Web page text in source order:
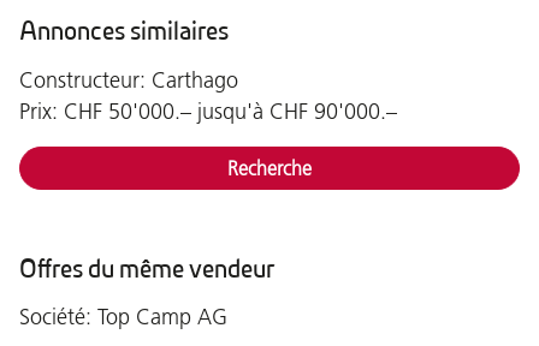
Annonces similaires
Constructeur: Carthago
Prix: CHF 50'000.– jusqu'à CHF 90'000.–
Recherche
Offres du même vendeur
Société: Top Camp AG